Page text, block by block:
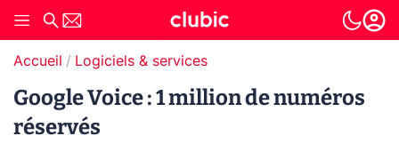
Accueil Logiciels & services
Google Voice : 1 million de numéros
réservés